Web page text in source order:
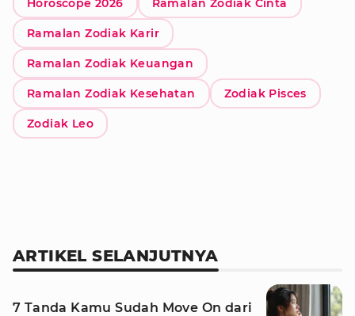
Horoscope 2026 Ramalan Zodiak Cinta
Ramalan Zodiak Karir
Ramalan Zodiak Keuangan
Ramalan Zodiak Kesehatan Zodiak Pisces
Zodiak Leo
ARTIKEL SELANJUTNYA
7 Tanda Kamu Sudah Move On dari